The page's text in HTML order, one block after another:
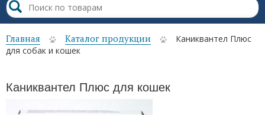
Главная Каталог продукции
Каниквантел Плюс
для собак и кошек
Каниквантел Плюс для кошек